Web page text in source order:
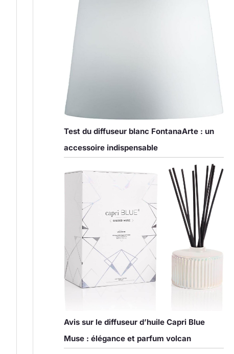
Test du diffuseur blanc FontanaArte : un
accessoire indispensable
Avis sur le diffuseur d’huile Capri Blue
Muse : élégance et parfum volcan